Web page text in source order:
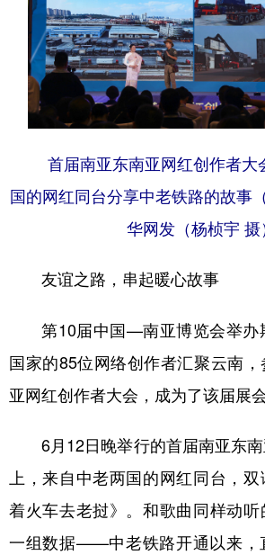
首届南亚东南亚网红创作者大
国的网红同台分享中老铁路的故事
华网发（杨桢宇 摄
友谊之路，串起暖心故事
第10届中国—南亚博览会举办
国家的85位网络创作者汇聚云南
亚网红创作者大会，成为了该届展会
6月12日晚举行的首届南亚东南
上，来自中老两国的网红同台，
着火车去老挝》。和歌曲同样动
一组数据——中老铁路开通以来，